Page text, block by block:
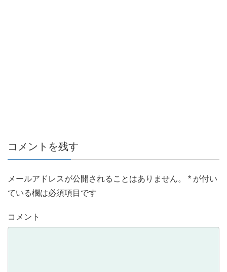
コメントを残す
メールアドレスが公開されることはありません。 * が付い
ている欄は必須項目です
コメント